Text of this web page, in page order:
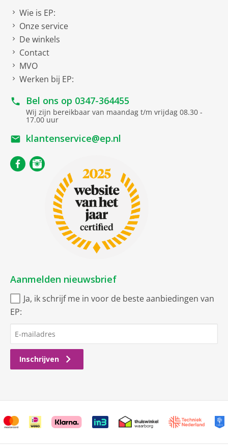
Wie is EP:
Onze service
De winkels
Contact
MVO
Werken bij EP:
Bel ons op 0347-364455
Wij zijn bereikbaar van maandag t/m vrijdag 08.30 -
17.00 uur
klantenservice@ep.nl
Aanmelden nieuwsbrief
Ja, ik schrijf me in voor de beste aanbiedingen van
EP:
Inschrijven